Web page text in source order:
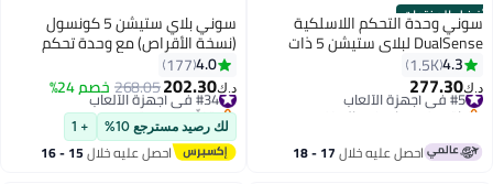
أفضل المنتجات
سوني وحدة التحكم اللاسلكية
DualSense لبلاي ستيشن 5 ذات
القرص النحيف (الإصدار الدولي)
4.3
1.5K
د.ك‏277.30
#5 في أجهزة الألعاب
باقي 1 وحدات في المخزون
#5 في أجهزة الألعاب
احصل عليه خلال 17 - 18
اغسطس
سوني بلاي ستيشن 5 كونسول
(نسخة الأقراص) مع وحدة تحكم
لاسلكية إضافية - اللون الأحمر
4.0
177
د.ك‏202.30
268.05خصم 24% #34 في أجهزة الألعاب
بتخلّص بسرعة
#34 في أجهزة الألعاب
لك رصيد مسترجع 10% + 1
احصل عليه خلال 15 - 16
اغسطس